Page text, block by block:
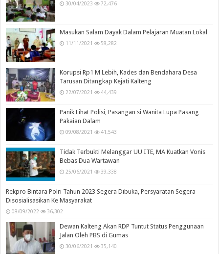
30/04/2023 72,476
Masukan Salam Dayak Dalam Pelajaran Muatan Lokal
11/11/2021 58,282
Korupsi Rp1 M Lebih, Kades dan Bendahara Desa
Tarusan Ditangkap Kejati Kalteng
22/07/2021 44,439
Panik Lihat Polisi, Pasangan si Wanita Lupa Pasang
Pakaian Dalam
09/08/2021 41,543
Tidak Terbukti Melanggar UU ITE, MA Kuatkan Vonis
Bebas Dua Wartawan
25/06/2021 39,338
Rekpro Bintara Polri Tahun 2023 Segera Dibuka, Persyaratan Segera
Disosialisasikan Ke Masyarakat
08/09/2022 36,302
Dewan Kalteng Akan RDP Tuntut Status Penggunaan
Jalan Oleh PBS di Gumas
30/06/2021 35,140